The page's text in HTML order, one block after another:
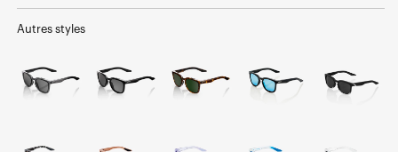
Autres styles